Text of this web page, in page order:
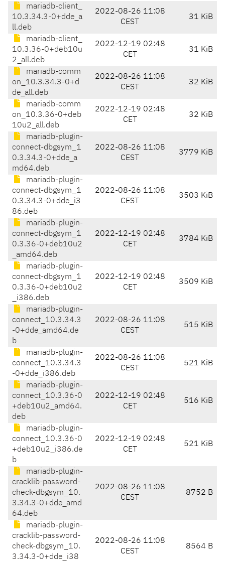
mariadb-client_
10.3.34.3-0+dde_a
ll.deb
2022-08-26 11:08
CEST
31 KiB
mariadb-client_
10.3.36-0+deb10u
2_all.deb
2022-12-19 02:48
CET
31 KiB
mariadb-comm
on_10.3.34.3-0+d
de_all.deb
2022-08-26 11:08
CEST
32 KiB
mariadb-comm
on_10.3.36-0+deb
10u2_all.deb
2022-12-19 02:48
CET
32 KiB
mariadb-plugin-
connect-dbgsym_1
0.3.34.3-0+dde_a
md64.deb
2022-08-26 11:08
CEST
3779 KiB
mariadb-plugin-
connect-dbgsym_1
0.3.34.3-0+dde_i3
86.deb
2022-08-26 11:08
CEST
3503 KiB
mariadb-plugin-
connect-dbgsym_1
0.3.36-0+deb10u2
_amd64.deb
2022-12-19 02:48
CET
3784 KiB
mariadb-plugin-
connect-dbgsym_1
0.3.36-0+deb10u2
_i386.deb
2022-12-19 02:48
CET
3509 KiB
mariadb-plugin-
connect_10.3.34.3
-0+dde_amd64.de
b
2022-08-26 11:08
CEST
515 KiB
mariadb-plugin-
connect_10.3.34.3
-0+dde_i386.deb
2022-08-26 11:08
CEST
521 KiB
mariadb-plugin-
connect_10.3.36-0
+deb10u2_amd64.
deb
2022-12-19 02:48
CET
516 KiB
mariadb-plugin-
connect_10.3.36-0
+deb10u2_i386.de
b
2022-12-19 02:48
CET
521 KiB
mariadb-plugin-
cracklib-password-
check-dbgsym_10.
3.34.3-0+dde_amd
64.deb
2022-08-26 11:08
CEST
8752 B
mariadb-plugin-
cracklib-password-
check-dbgsym_10.
3.34.3-0+dde_i38
2022-08-26 11:08
CEST
8564 B